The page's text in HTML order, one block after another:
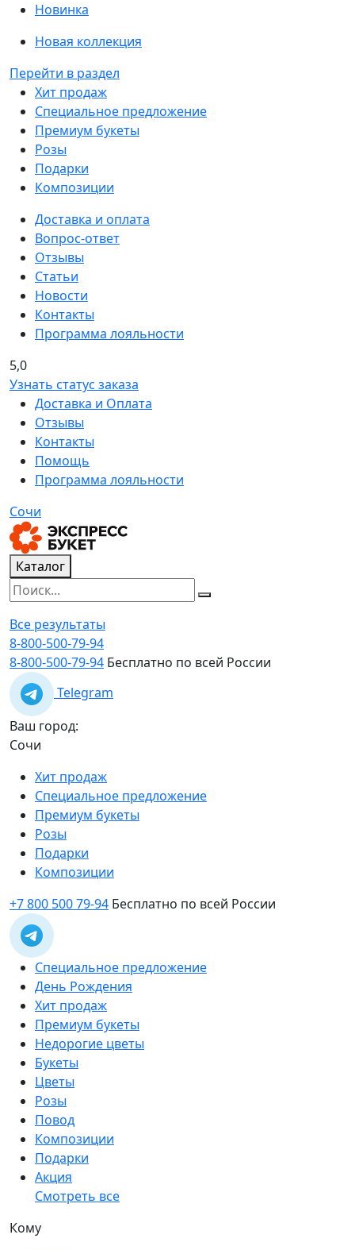
Новинка
Новая коллекция
Перейти в раздел
Хит продаж
Специальное предложение
Премиум букеты
Розы
Подарки
Композиции
Доставка и оплата
Вопрос-ответ
Отзывы
Статьи
Новости
Контакты
Программа лояльности
5,0
Узнать статус заказа
Доставка и Оплата
Отзывы
Контакты
Помощь
Программа лояльности
Сочи
Каталог
Все результаты
8-800-500-79-94
8-800-500-79-94 Бесплатно по всей России
Telegram
Ваш город:
Сочи
Хит продаж
Специальное предложение
Премиум букеты
Розы
Подарки
Композиции
+7 800 500 79-94 Бесплатно по всей России
Специальное предложение
День Рождения
Хит продаж
Премиум букеты
Недорогие цветы
Букеты
Цветы
Розы
Повод
Композиции
Подарки
Акция
Смотреть все
Кому